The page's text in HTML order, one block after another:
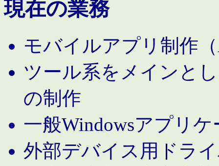
現在の業務
モバイルアプリ制作
ツール系をメインと
の制作
一般Windowsアプリ
外部デバイス用ドラ